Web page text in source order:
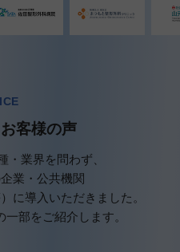
客様の声
・業界を問わず、
業・公共機関
に導入いただきました。
部をご紹介します。